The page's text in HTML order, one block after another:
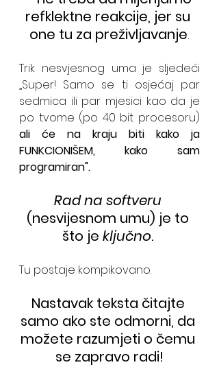
refklektne reakcije, jer su
one tu za preživljavanje.
Trik nesvjesnog uma je sljedeći
„Super! Samo se ti osjećaj par
sedmica ili par mjesici kao da je
ali će na kraju biti kako ja
FUNKCIONIŠEM, kako sam
programiran".
Rad na softveru
(nesvijesnom umu) je to
što je ključno.
Tu postaje kompikovano.
Nastavak teksta čitajte
samo ako ste odmorni, da
možete razumjeti o čemu
se zapravo radi!